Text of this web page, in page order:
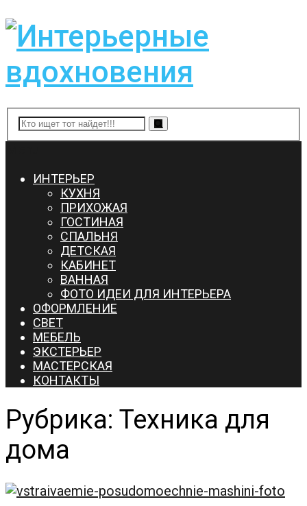
ИНТЕРЬЕР
КУХНЯ
ПРИХОЖАЯ
ГОСТИНАЯ
СПАЛЬНЯ
ДЕТСКАЯ
КАБИНЕТ
ВАННАЯ
ФОТО ИДЕИ ДЛЯ ИНТЕРЬЕРА
ОФОРМЛЕНИЕ
СВЕТ
МЕБЕЛЬ
ЭКСТЕРЬЕР
МАСТЕРСКАЯ
КОНТАКТЫ
Рубрика: Техника для
дома